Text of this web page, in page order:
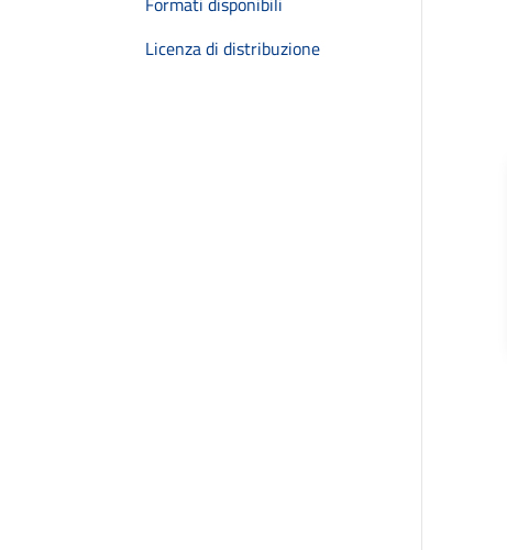
Licenza di distribuzione